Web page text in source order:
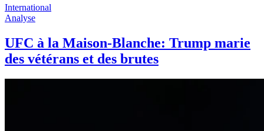
International
Analyse
UFC à la Maison-Blanche: Trump marie
des vétérans et des brutes